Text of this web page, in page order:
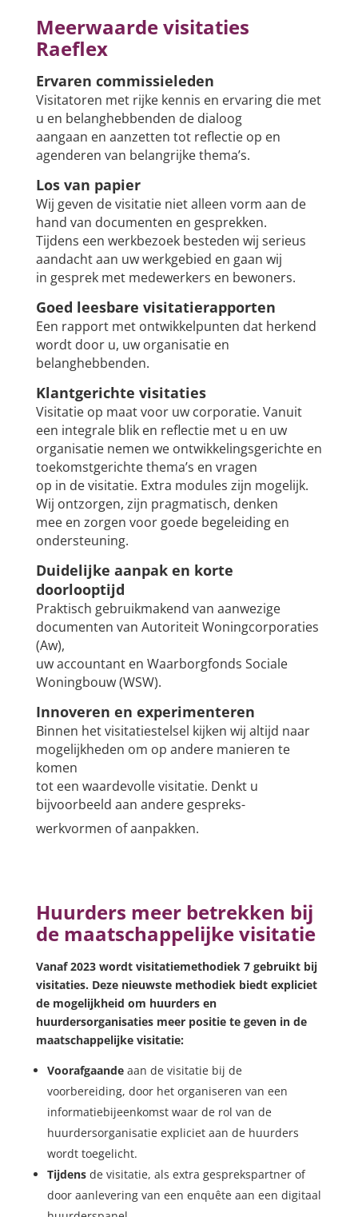
Meerwaarde visitaties
Raeflex
Ervaren commissieleden
Visitatoren met rijke kennis en ervaring die met
u en belanghebbenden de dialoog
aangaan en aanzetten tot reflectie op en
agenderen van belangrijke thema’s.
Los van papier
Wij geven de visitatie niet alleen vorm aan de
hand van documenten en gesprekken.
Tijdens een werkbezoek besteden wij serieus
aandacht aan uw werkgebied en gaan wij
in gesprek met medewerkers en bewoners.
Goed leesbare visitatierapporten
Een rapport met ontwikkelpunten dat herkend
wordt door u, uw organisatie en
belanghebbenden.
Klantgerichte visitaties
Visitatie op maat voor uw corporatie. Vanuit
een integrale blik en reflectie met u en uw
organisatie nemen we ontwikkelingsgerichte en
toekomstgerichte thema’s en vragen
op in de visitatie. Extra modules zijn mogelijk.
Wij ontzorgen, zijn pragmatisch, denken
mee en zorgen voor goede begeleiding en
ondersteuning.
Duidelijke aanpak en korte
doorlooptijd
Praktisch gebruikmakend van aanwezige
documenten van Autoriteit Woningcorporaties
(Aw),
uw accountant en Waarborgfonds Sociale
Woningbouw (WSW).
Innoveren en experimenteren
Binnen het visitatiestelsel kijken wij altijd naar
mogelijkheden om op andere manieren te
komen
tot een waardevolle visitatie. Denkt u
bijvoorbeeld aan andere gespreks-
werkvormen of aanpakken.
Huurders meer betrekken bij
de maatschappelijke visitatie
Vanaf 2023 wordt visitatiemethodiek 7 gebruikt bij
visitaties. Deze nieuwste methodiek biedt expliciet
de mogelijkheid om huurders en
huurdersorganisaties meer positie te geven in de
maatschappelijke visitatie:
Voorafgaande aan de visitatiebij de
voorbereiding, door het organiseren van een
informatiebijeenkomst waar de rol van de
huurdersorganisatie expliciet aan de huurders
wordt toegelicht.
Tijdensde visitatie, als extra gesprekspartner of
door aanlevering van een enquête aan een digitaal